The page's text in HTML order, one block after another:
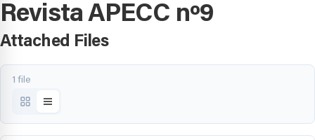
Revista APECC nº9
Attached Files
1 file